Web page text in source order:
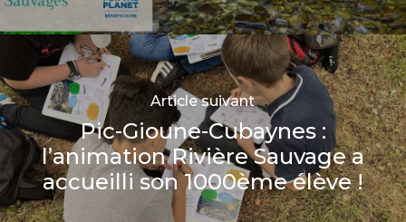
Article suivant
Pic-Gioune-Cubaynes :
l’animation Rivière Sauvage a
accueilli son 1000ème élève !